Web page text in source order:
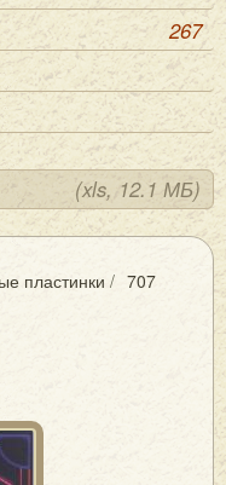
267
(xls, 12.1 МБ)
пластинки / 707